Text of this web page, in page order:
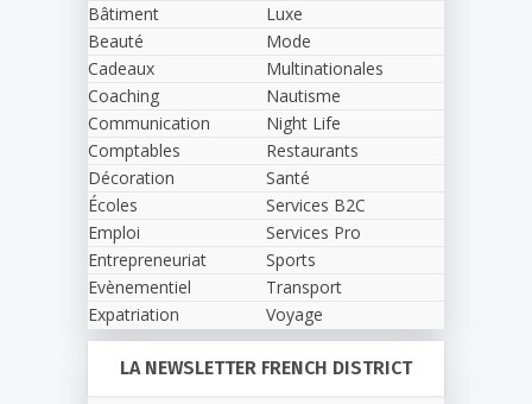
Bâtiment
Beauté
Cadeaux
Coaching
Communication
Comptables
Décoration
Écoles
Emploi
Entrepreneuriat
Evènementiel
Expatriation
Luxe
Mode
Multinationales
Nautisme
Night Life
Restaurants
Santé
Services B2C
Services Pro
Sports
Transport
Voyage
LA NEWSLETTER FRENCH DISTRICT